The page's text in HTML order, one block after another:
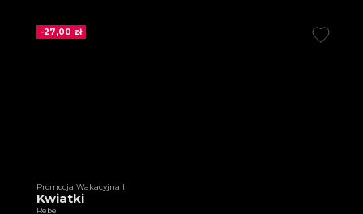
-27,00 zł
Promocja Wakacyjna I
Kwiatki
Rebel